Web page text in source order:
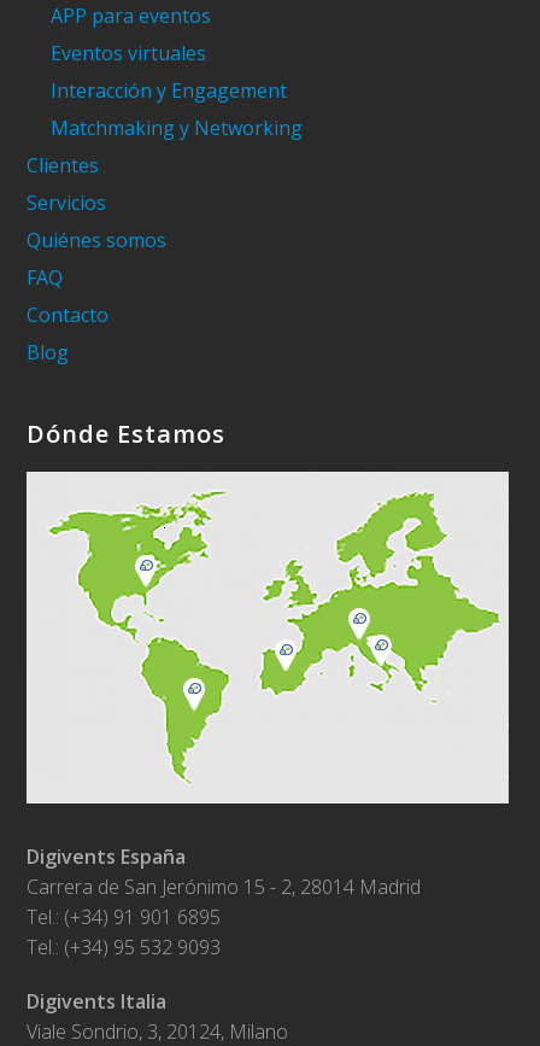
APP para eventos
Eventos virtuales
Interacción y Engagement
Matchmaking y Networking
Clientes
Servicios
Quiénes somos
FAQ
Contacto
Blog
Dónde Estamos
Digivents España
Carrera de San Jerónimo 15 - 2, 28014 Madrid
Tel.: (+34) 91 901 6895
Tel.: (+34) 95 532 9093
Digivents Italia
Viale Sondrio, 3, 20124, Milano